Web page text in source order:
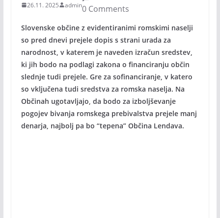
26.11. 2025 admin0 Comments
Slovenske občine z evidentiranimi romskimi naselji
so pred dnevi prejele dopis s strani urada za
narodnost, v katerem je naveden izračun sredstev,
ki jih bodo na podlagi zakona o financiranju občin
slednje tudi prejele. Gre za sofinanciranje, v katero
so vključena tudi sredstva za romska naselja. Na
Občinah ugotavljajo, da bodo za izboljševanje
pogojev bivanja romskega prebivalstva prejele manj
denarja, najbolj pa bo “tepena” Občina Lendava.